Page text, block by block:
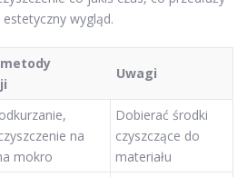
wygląd.
Uwagi
na
mokro
Dobierać środki
czyszczące do
materiału